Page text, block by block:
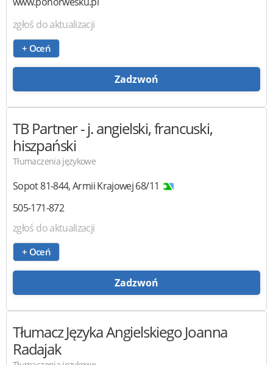
zgłoś do aktualizacji
+ Oceń
Zadzwoń
TB Partner- j. angielski, francuski,
hiszpański
Tłumaczenia językowe
Sopot81-844,Armii Krajowej 68/11
505-171-872
zgłoś do aktualizacji
+ Oceń
Zadzwoń
Tłumacz Języka AngielskiegoJoanna
Radajak